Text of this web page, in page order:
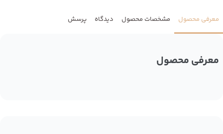
معرفی محصول مشخصات محصول دیدگاه پرسش
معرفی محصول